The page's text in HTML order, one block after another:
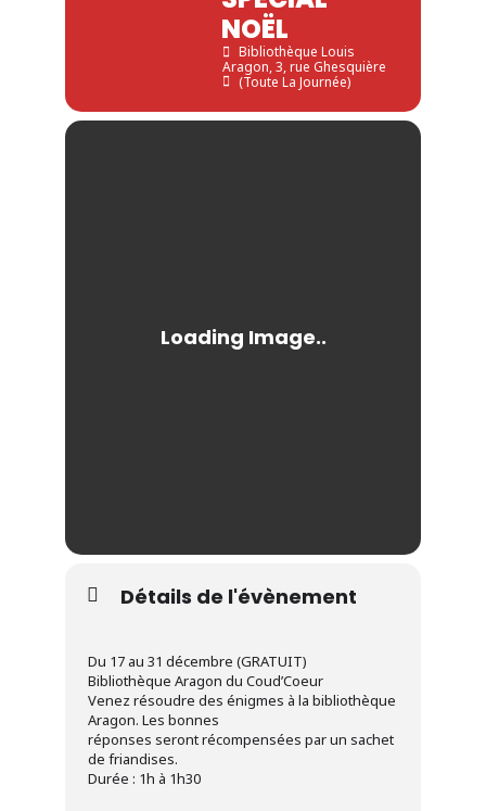
NOËL
Bibliothèque Louis
Aragon, 3, rue Ghesquière
(Toute La Journée)
Détails de l'évènement
Du 17 au 31 décembre (GRATUIT)
Bibliothèque Aragon du Coud’Coeur
Venez résoudre des énigmes à la bibliothèque
Aragon. Les bonnes
réponses seront récompensées par un sachet
de friandises.
Durée : 1h à 1h30